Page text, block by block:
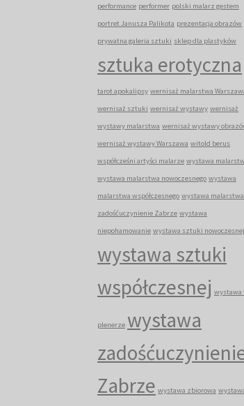
performance performer polski malarz gestem
portret Janusza Palikota prezentacja obrazów
prywatna galeria sztuki sklep dla plastyków
sztuka erotyczna
tarot apokalipsy wernisaż malarstwa
wernisaż sztuki wernisaż wystawy wernisaż
wystawy malarstwa wernisaż wystawy
wernisaż wystawy Warszawa witold berus
współcześni artyści malarze wystawa
wystawa malarstwa nowoczesnego wystawa
malarstwa współczesnego wystawa malarstwa
zadośćuczynienie Zabrze wystawa
niepohamowanie wystawa sztuki nowoczesnej
wystawa sztuki
współczesnej wystawa
plenerze wystawa
Zabrze wystawa zbiorowa